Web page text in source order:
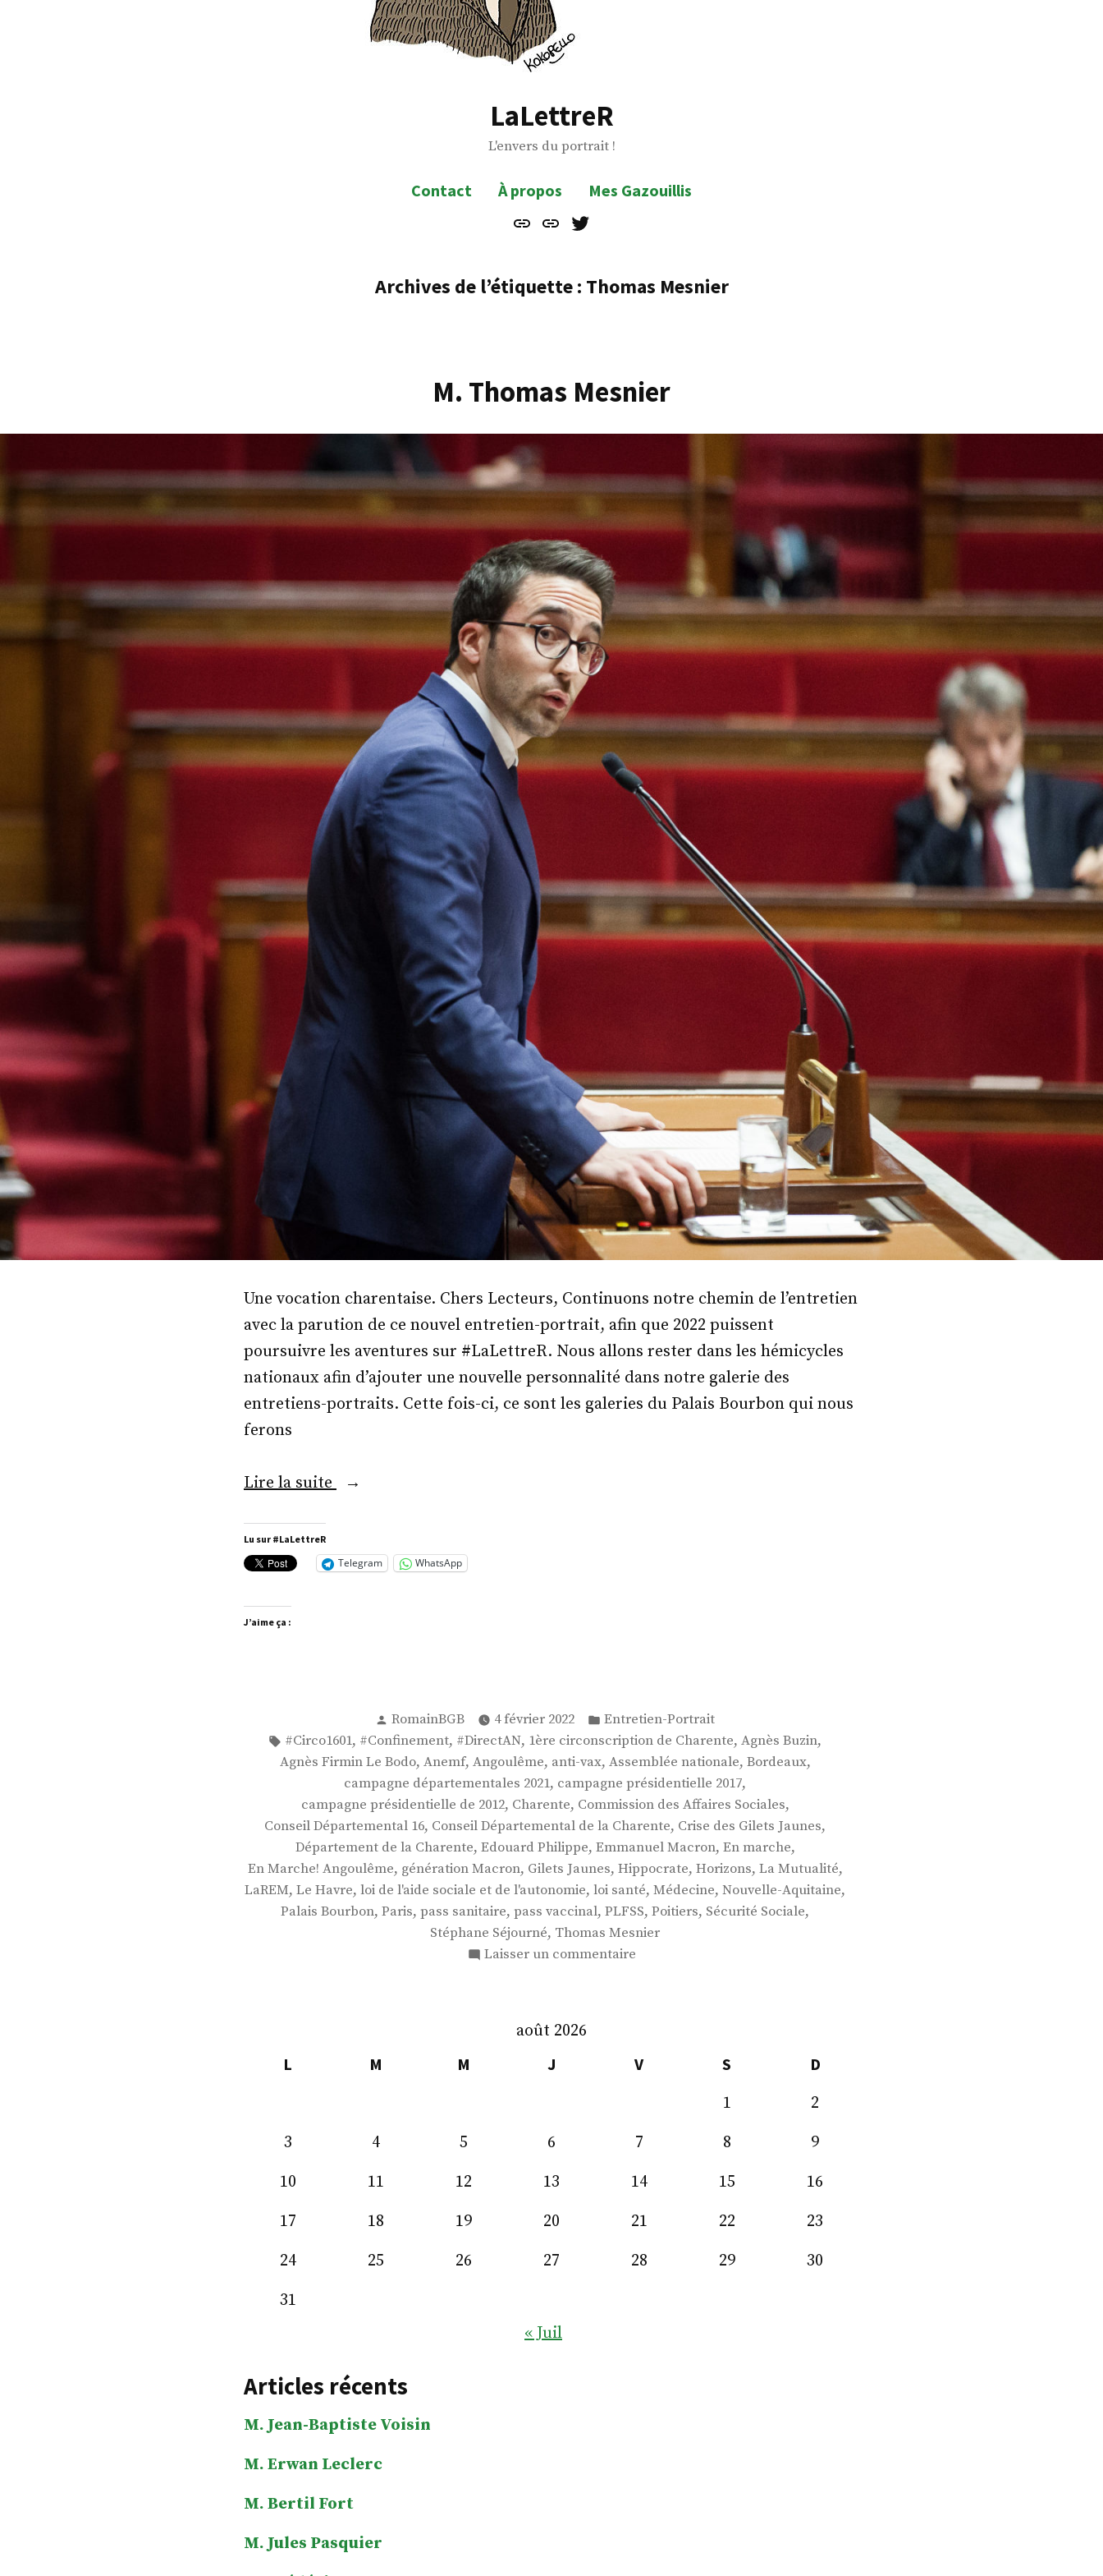
LaLettreR
L'envers du portrait !
Contact À propos
Mes Gazouillis
Contact
À
Mes
Archives de l’étiquette : Thomas Mesnier
M. Thomas Mesnier
Une vocation charentaise. Chers Lecteurs, Continuons notre chemin de l’entretien
avec la parution de ce nouvel entretien-portrait, afin que 2022 puissent
poursuivre les aventures sur #LaLettreR. Nous allons rester dans les hémicycles
nationaux afin d’ajouter une nouvelle personnalité dans notre galerie des
entretiens-portraits. Cette fois-ci, ce sont les galeries du Palais Bourbon qui nous
ferons
Lire la suite
« M.
Lu sur #LaLettreR
Telegram WhatsApp
J’aime ça :
Publié
par
RomainBGB 4 février 2022
Publié
dans
Entretien-Portrait
Étiquettes :
#Circo1601, #Confinement, #DirectAN, 1ère circonscription de Charente, Agnès Buzin,
Agnès Firmin Le Bodo, Anemf, Angoulême, anti-vax, Assemblée nationale, Bordeaux,
campagne départementales 2021, campagne présidentielle 2017,
campagne présidentielle de 2012, Charente, Commission des Affaires Sociales,
Conseil Départemental 16, Conseil Départemental de la Charente, Crise des Gilets Jaunes,
Département de la Charente, Edouard Philippe, Emmanuel Macron, En marche,
En Marche! Angoulême, génération Macron, Gilets Jaunes, Hippocrate, Horizons, La Mutualité,
LaREM, Le Havre, loi de l'aide sociale et de l'autonomie, loi santé, Médecine, Nouvelle-Aquitaine,
Palais Bourbon, Paris, pass sanitaire, pass vaccinal, PLFSS, Poitiers, Sécurité Sociale,
Stéphane Séjourné, Thomas Mesnier
Laisser un commentairesur
août 2026
L
M M J V S
D
1
2
3
4 5 6 7 8
9
10
11 12 13 14 15
16
17
18 19 20 21 22
23
24
25 26 27 28 29
30
31
« Juil
Articles récents
M. Jean-Baptiste Voisin
M. Erwan Leclerc
M. Bertil Fort
M. Jules Pasquier